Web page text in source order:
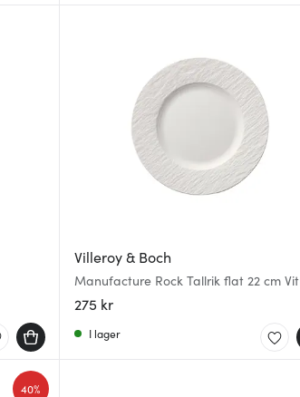
Villeroy & Boch
Manufacture Rock Tallrik flat 22 cm Vit
275 kr
I lager
40%